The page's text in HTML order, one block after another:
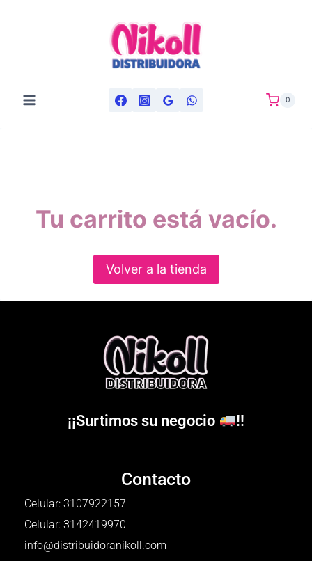
0
Tu carrito está vacío.
Volver a la tienda
¡¡Surtimos su negocio !!
Contacto
Celular: 3107922157
Celular: 3142419970
info@distribuidoranikoll.com